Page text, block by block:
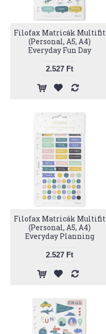
Filofax Matricák Multifit
(Personal, A5, A4)
Everyday Fun Day
2.527 Ft
Filofax Matricák Multifit
(Personal, A5, A4)
Everyday Planning
2.527 Ft